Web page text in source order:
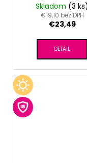
Skladom (3 ks)
€19,10 bez DPH
€23,49
DETAIL